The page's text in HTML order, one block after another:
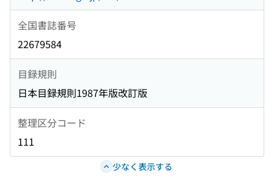
全国書誌番号
22679584
目録規則
日本目録規則1987年版改訂版
整理区分コード
111
少なく表示する